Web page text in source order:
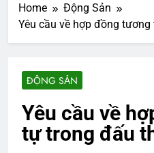
Home
Động Sản
Yêu cầu về hợp đồng
ĐỘNG SẢN
Yêu cầu về
tự trong đấu